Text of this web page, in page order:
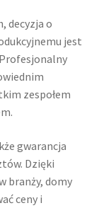
decyzja o
jest
zespołem
gwarancja
Dzięki
branży, domy
ceny i